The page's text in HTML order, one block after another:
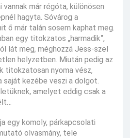
már régóta, különösen
hagyta. Sóvárog a
ő már talán sosem kaphat meg.
egy titokzatos „harmadik”,
lát meg, méghozzá Jess-szel
helyzetben. Miután pedig az
titokzatosan nyoma vész,
saját kezébe veszi a dolgot.
amelyet eddig csak a
egy komoly, párkapcsolati
olvasmány, tele